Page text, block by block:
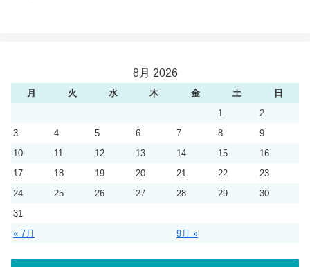
8月 2026
月 火 水 木 金 土
日
1
2
3
4 5 6 7 8
9
10
11 12 13 14 15
16
17
18 19 20 21 22
23
24
25 26 27 28 29
30
31
« 7月
9月 »